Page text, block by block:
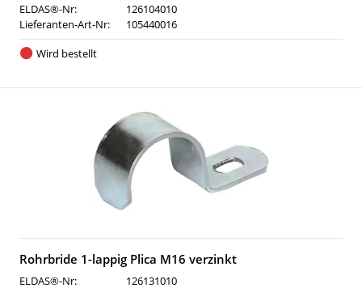
ELDAS®-Nr:
126104010
Lieferanten-Art-Nr:
105440016
Wird bestellt
Rohrbride 1-lappig Plica M16 verzinkt
ELDAS®-Nr:
126131010